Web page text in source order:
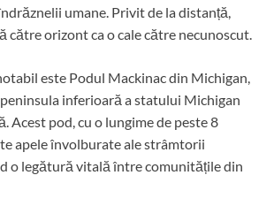
umane. Privit de la distanță,
către orizont ca o cale către necunoscut.
este Podul Mackinac din Michigan,
inferioară a statului Michigan
Acest pod, cu o lungime de peste 8
apele învolburate ale strâmtorii
o legătură vitală între comunitățile din